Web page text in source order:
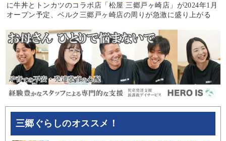
に牛丼とトンカツのコラボ店「松屋 三郷戸ヶ崎店」が2024年1月
オープン予定、ベルク三郷戸ヶ崎店の周りが急激に盛り上がる
三郷ぐらしのオススメ！